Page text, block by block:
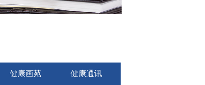
健康画苑 健康通讯